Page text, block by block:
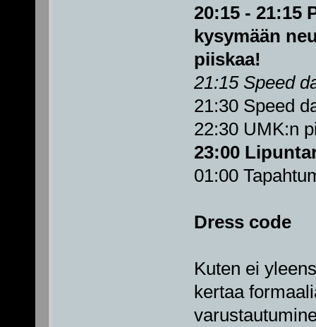
20:15 - 21:15
kysymään
piiskaa!
21:15 Speed
21:30 Speed
22:30 UMK:n
23:00
01:00
Dress code
Kuten ei
kertaa